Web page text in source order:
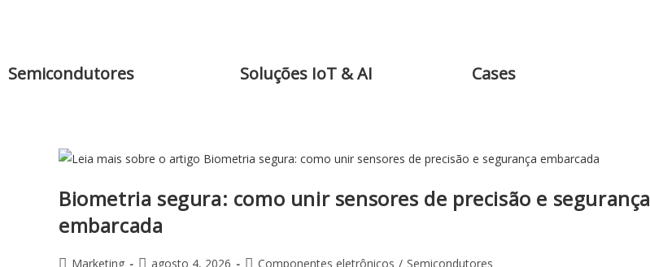
Semicondutores Soluções IoT & AI Cases
Biometria segura: como unir sensores de precisão e segurança
embarcada
Marketing agosto 4, 2026 Componentes eletrônicos / Semicondutores